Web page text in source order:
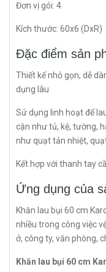
Đơn vị gói: 4
Kích thước: 60x6 (DxR)
Đặc điểm sản
Thiết kế nhỏ gọn, dễ
dụng lâu
Sử dụng linh hoạt để
cận như tủ, kệ, tường,
như quạt tản nhiệt,
Kết hợp với thanh tay
Ứng dụng của
Khăn lau bụi 60 cm
nhiều trong công việc
ở, công ty, văn phòng,
Khăn lau bụi 60 cm